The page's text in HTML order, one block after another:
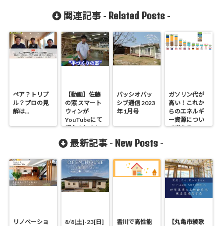
関連記事 - Related Posts-
ペア？トリプ
ル？プロの見
解は…
【動画】佐藤
の窓 スマート
ウィンが
YouTubeにて
紹介されまし
パッシオパッ
シブ通信 2023
年 1月号
ガソリン代が
高い！これか
らのエネルギ
ー資源につい
て考える
最新記事 - New Posts -
リノベーショ
8/8[土]-23[日]
香川で高性能
【丸亀市綾歌